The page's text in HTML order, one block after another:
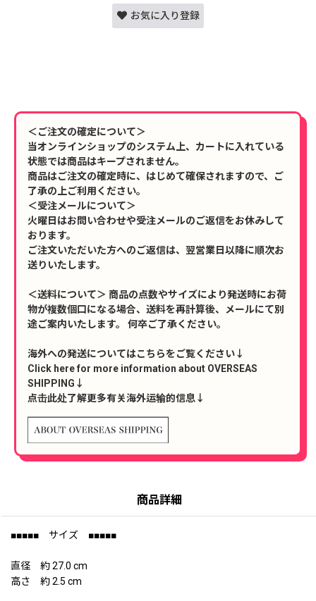
お気に入り登録
＜ご注文の確定について＞
当オンラインショップのシステム上、カートに入れている
状態では商品はキープされません。
商品はご注文の確定時に、はじめて確保されますので、ご
了承の上ご利用ください。
＜受注メールについて＞
火曜日はお問い合わせや受注メールのご返信をお休みして
おります。
ご注文いただいた方へのご返信は、翌営業日以降に順次お
送りいたします。
＜送料について＞ 商品の点数やサイズにより発送時にお荷
物が複数個口になる場合、送料を再計算後、メールにて別
途ご案内いたします。 何卒ご了承ください。
海外への発送についてはこちらをご覧ください↓
Click here for more information about OVERSEAS
SHIPPING↓
点击此处了解更多有关海外运输的信息↓
商品詳細
■■■■■ サイズ ■■■■■
直径 約 27.0 cm
高さ 約 2.5 cm